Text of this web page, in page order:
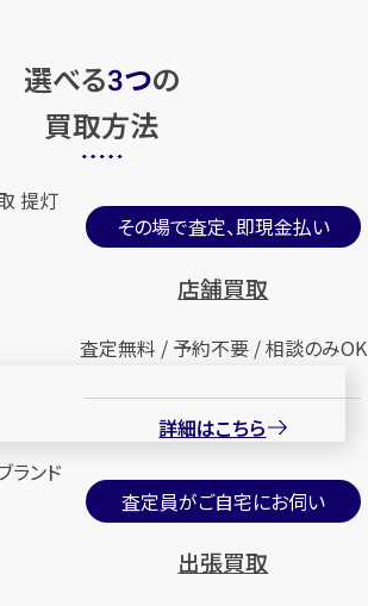
選べる3つの
買取方法
その場で査定、即現金払い
店舗買取
査定無料 / 予約不要 / 相談のみOK
詳細はこちら
査定員がご自宅にお伺い
出張買取